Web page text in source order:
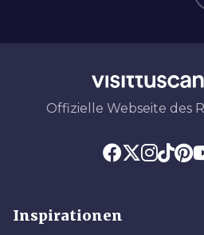
Offizielle Webseite des
Inspirationen